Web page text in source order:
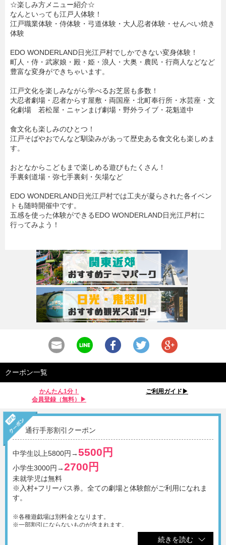
☆楽しみ方メニュー紹介☆
なんといっても江戸人体験！
江戸職業体験・侍体験・弓道体験・大人忍者体験・せんべい焼き
体験
EDO WONDERLAND日光江戸村でしかできない変身体験！
町人・侍・武家娘・殿・姫・浪人・大奥・農民・行商人などなど
豊富な変身ができちゃいます。
江戸文化を楽しみながら学べるお芝居も多数！
大忍者劇場・忍者からす屋敷・両国座・北町奉行所・水芸座・文
化劇場 若松屋・ニャンまげ劇場・野外ライブ・花魁道中
食文化も楽しみのひとつ！
江戸そばやおでんなど馴染みがあって歴史ある食文化も楽しめま
す。
おとなからこどもまで楽しめる遊びもたくさん！
手裏剣道場・弥七手裏剣・矢場など
EDO WONDERLAND日光江戸村では工夫が凝らされた各イベン
トも随時開催中です。
五感を使った体験ができるEDO WONDERLAND日光江戸村に
行ってみよう！
クーポン一覧
かんたん1分！
会員登録（無料）▶︎
ご利用ガイド▶︎
通行手形割引クーポン
中学生以上5800円→5500円
小学生3000円→2700円
未就学児は無料
※入村+フリーパス券。全ての劇場と体験館がご利用になれま
す。
※各種遊戯場は別料金となります。
※一部割引にならないものが含まれます。
続きを読む